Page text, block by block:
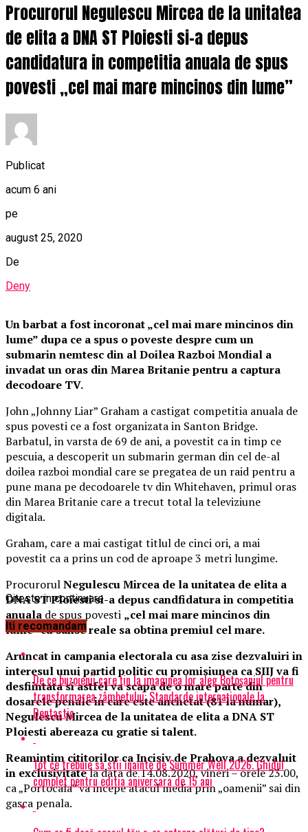
Procurorul Negulescu Mircea de la unitatea
de elita a DNA ST Ploiesti si-a depus
candidatura in competitia anuala de spus
povesti „cel mai mare mincinos din lume”
Publicat
acum 6 ani
pe
august 25, 2020
De
Deny
Un barbat a fost incoronat „cel mai mare mincinos din
lume” dupa ce a spus o poveste despre cum un
submarin nemtesc din al Doilea Razboi Mondial a
invadat un oras din Marea Britanie pentru a captura
decodoare TV.
John „Johnny Liar” Graham a castigat competitia anuala de
spus povesti ce a fost organizata in Santon Bridge.
Barbatul, in varsta de 69 de ani, a povestit ca in timp ce
pescuia, a descoperit un submarin german din cel de-al
doilea razboi mondial care se pregatea de un raid pentru a
pune mana pe decodoarele tv din Whitehaven, primul oras
din Marea Britanie care a trecut total la televiziune
digitala.
Graham, care a mai castigat titlul de cinci ori, a mai
povestit ca a prins un cod de aproape 3 metri lungime.
ProcurorulNegulescu Mircea de la unitatea de elita a
DNA ST Ploiesti si-a depus candfidatura in competitia
anuala de spus povesti „cel mai mare mincinos din
lume” cu sanse reale sa obtina premiul cel mare.
Aruncat in campania electorala cu asa zise dezvaluiri in
interesul unui partid politic cu promisiunea ca SIIJ va fi
desfiintata si astfel va scapa de o mare parte din
dosarele penale in care este anchetat (81 la numar),
Negulescu Mircea de la unitatea de elita a DNA ST
Ploiesti abereaza cu gratie si talent.
Reamintim cititorilor ca Incisiv de Prahova a dezvaluit
in exclusivitatela data de 14.08.2020, vineri – orele 23.00,
ca „Portocala” va incepe atacul media prin „oamenii” sai din
gasca penala.
Citeste in continuare
Iti recomandam
De ce buzoienii care țin la imaginea lor aleg Botoșaniul pentru
transformarea zâmbetului: Standarde internaționale la
Dentastic
Tot ce trebuie sa stii inainte de Summer Well 2026. Ghidul
complet pentru editia aniversara de 15 ani